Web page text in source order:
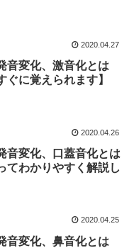
2020.04.27
音変化、激音化とは
ぐに覚えられます】
2020.04.26
音変化、口蓋音化とは
てわかりやすく解説し
2020.04.25
音変化、鼻音化とは